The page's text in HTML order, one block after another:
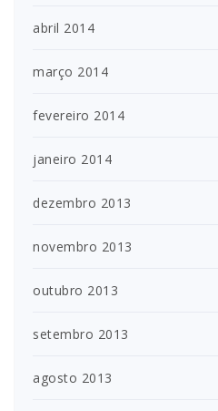
abril 2014
março 2014
fevereiro 2014
janeiro 2014
dezembro 2013
novembro 2013
outubro 2013
setembro 2013
agosto 2013